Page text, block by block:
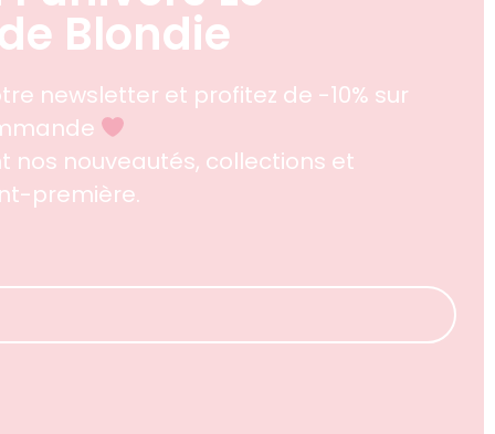
Blondie
newsletter et profitez de -10% sur
nos nouveautés, collections et
première.